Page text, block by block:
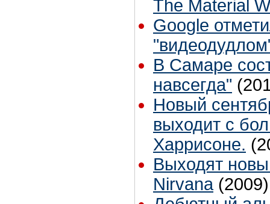
The Material
Google
В Самаре
навсегда"
Новый
выходит с
Харрисоне.
Выходят
Nirvana (2009)